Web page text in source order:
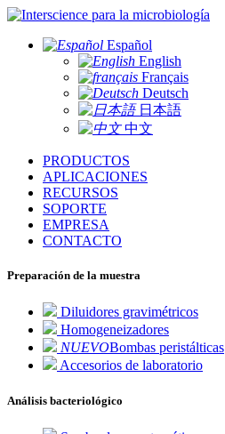
para la microbiología
Español
English
Français
Deutsch
日本語
中文
PRODUCTOS
APLICACIONES
RECURSOS
SOPORTE
EMPRESA
CONTACTO
Preparación de la muestra
Diluidores gravimétricos
Homogeneizadores
NUEVOBombas peristálticas
Accesorios de laboratorio
Análisis bacteriológico